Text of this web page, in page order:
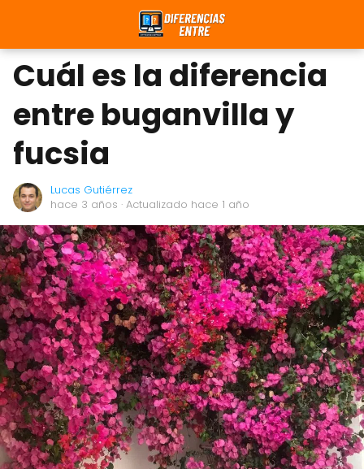
Cuál es la diferencia
entre buganvilla y
fucsia
Lucas Gutiérrez
hace 3 años · Actualizado hace 1 año